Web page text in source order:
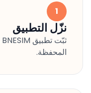
1
نزّل التطبيق
المحفظة.